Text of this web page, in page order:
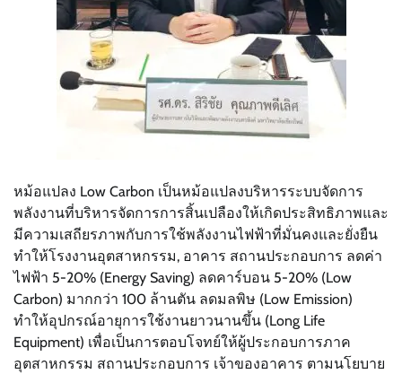
หม้อแปลง Low Carbon เป็นหม้อแปลงบริหารระบบจัดการ
พลังงานที่บริหารจัดการการสิ้นเปลืองให้เกิดประสิทธิภาพและ
มีความเสถียรภาพกับการใช้พลังงานไฟฟ้าที่มั่นคงและยั่งยืน
ทำให้โรงงานอุตสาหกรรม, อาคาร สถานประกอบการ ลดค่า
ไฟฟ้า 5-20% (Energy Saving) ลดคาร์บอน 5-20% (Low
Carbon) มากกว่า 100 ล้านตัน ลดมลพิษ (Low Emission)
ทำให้อุปกรณ์อายุการใช้งานยาวนานขึ้น (Long Life
Equipment) เพื่อเป็นการตอบโจทย์ให้ผู้ประกอบการภาค
อุตสาหกรรม สถานประกอบการ เจ้าของอาคาร ตามนโยบาย